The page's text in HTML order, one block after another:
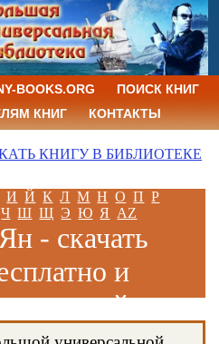
BOOKS.ORG
ПОИСК КНИГ
КНИГ
КОНТАКТЫ
КНИГУ В БИБЛИОТЕКЕ
И Й К Л М Н О П Р
Ч Ш Щ Э Ю Я AZ
- скачать
и
онлайн